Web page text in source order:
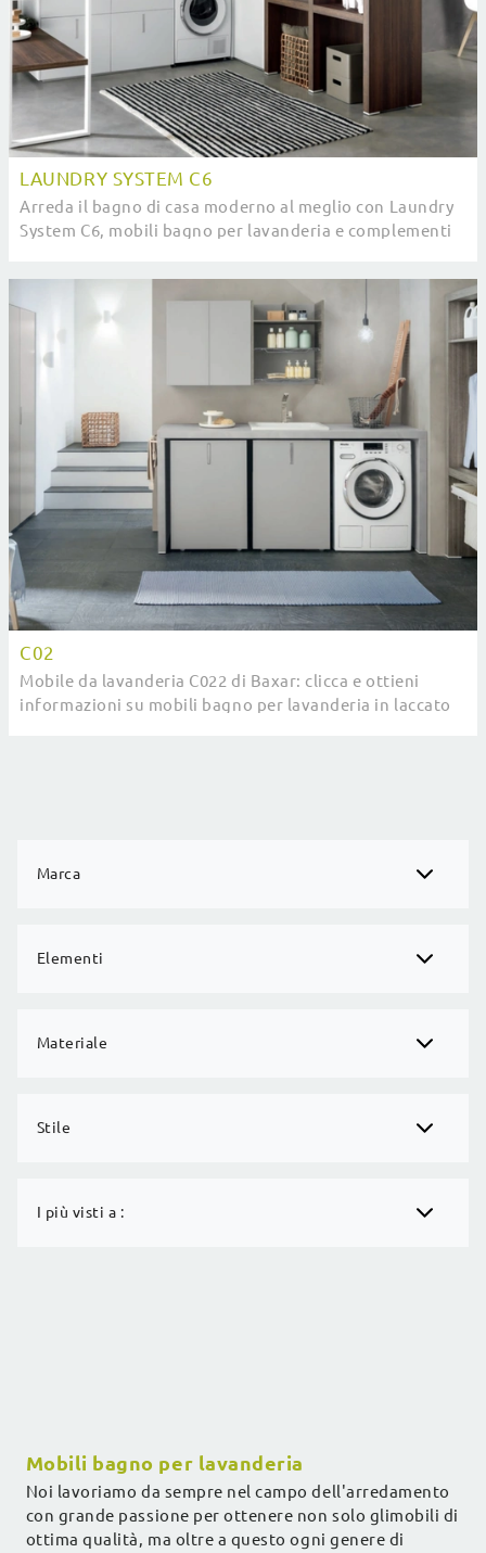
Marca
Elementi
Materiale
Stile
I più visti a :
LAUNDRY SYSTEM C6
Arreda il bagno di casa moderno al meglio con Laundry
System C6, mobili bagno per lavanderia e complementi
C02
Mobile da lavanderia C022 di Baxar: clicca e ottieni
informazioni su mobili bagno per lavanderia in laccato
Mobili bagno per lavanderia
Noi lavoriamo da sempre nel campo dell'arredamento
con grande passione per ottenere non solo glimobili di
ottima qualità, ma oltre a questo ogni genere di